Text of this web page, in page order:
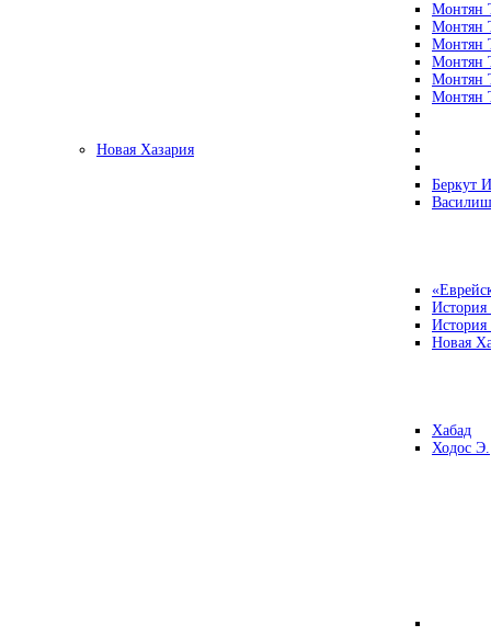
Монтян
Монтян
Монтян
Монтян
Монтян
Монтян
Новая Хазария
Беркут
Новая
Хабад
Ходос Э.